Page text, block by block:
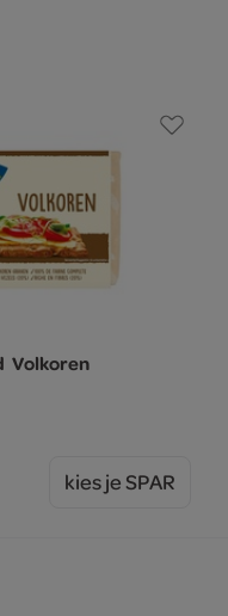
Volkoren
kies je SPAR